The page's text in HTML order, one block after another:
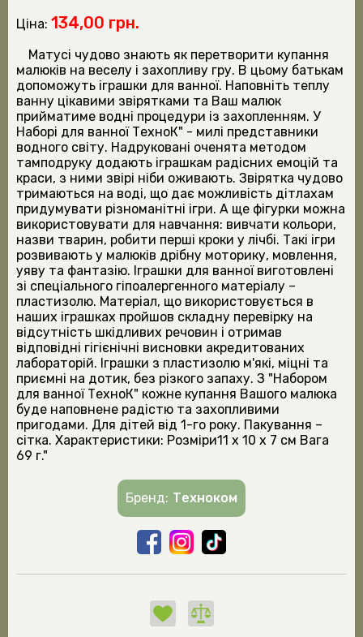
Ціна: 134,00 грн.
Матусі чудово знають як перетворити купання
малюків на веселу і захопливу гру. В цьому батькам
допоможуть іграшки для ванної. Наповніть теплу
ванну цікавими звірятками та Ваш малюк
прийматиме водні процедури із захопленням. У
Наборі для ванної ТехноК" - милі представники
водного світу. Надруковані оченята методом
тамподруку додають іграшкам радісних емоцій та
краси, з ними звірі ніби оживають. Звірятка чудово
тримаються на воді, що дає можливість дітлахам
придумувати різноманітні ігри. А ще фігурки можна
використовувати для навчання: вивчати кольори,
назви тварин, робити перші кроки у лічбі. Такі ігри
розвивають у малюків дрібну моторику, мовлення,
уяву та фантазію. Іграшки для ванної виготовлені
зі спеціального гіпоалергенного матеріалу –
пластизолю. Матеріал, що використовується в
наших іграшках пройшов складну перевірку на
відсутність шкідливих речовин і отримав
відповідні гігієнічні висновки акредитованих
лабораторій. Іграшки з пластизолю м'які, міцні та
приємні на дотик, без різкого запаху. З "Набором
для ванної ТехноК" кожне купання Вашого малюка
буде наповнене радістю та захопливими
пригодами. Для дітей від 1-го року. Пакування –
сітка. Характеристики: Розміри11 х 10 х 7 см Вага
69 г."
Бренд: Техноком